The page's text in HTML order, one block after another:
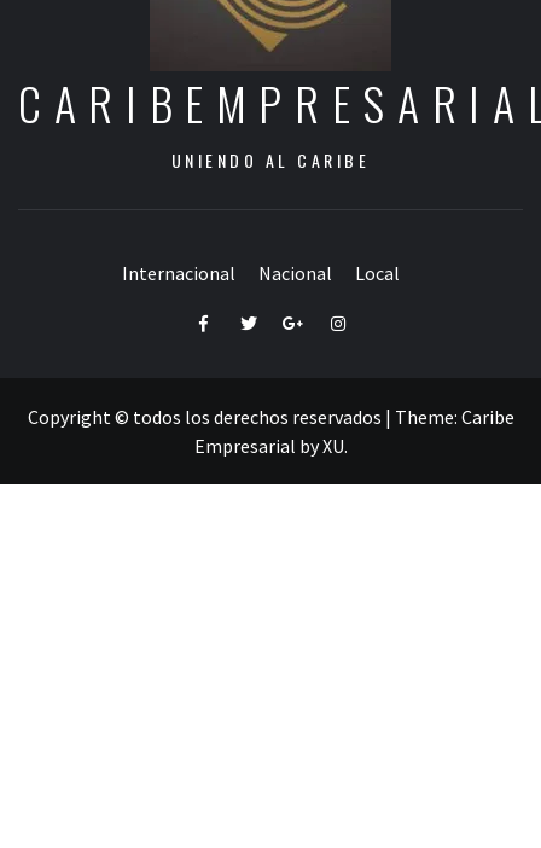
UNIENDO AL CARIBE
Internacional Nacional Local
FacebookTwitterGoogle+Instagram
Copyright © todos los derechos reservados | Theme: Caribe
Empresarial byXU.